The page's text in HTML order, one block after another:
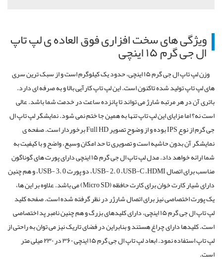
ویژگی های سخت افزاری فوق العاده ی لپ تاپ
ال جی گرم ۱۵ اینچی
وزن لپ تاپ ال جی گرم ۱۵ اینچی، حدود یک کیلوگرم است و از سبک ترین سری
های لپ تاپ تولید شده تاکنون است. این لپ تاپ کارآیی بالا و به صرفه ای دارد.
باتری آن در هر مرتبه شارژ می تواند تا پانزده ساعت در خدمت شما باشد. عالی
است نه؟ اما مزایای این لپ تاپ تنها به همین جا ختم نمی شود. نمایشگر لپ تاپ ال
جی گرم از نوعIPSبوده و از وضوح تصویرFull HDبرخوردار است. صفحه ی
نمایشگر آن بدون حاشیه است و تصویری تا حد امکان وسیع، واضح و با کیفیت به
شما ارائه خواهد داد. مدل لپ تاپ ال جی گرم ۱۵ اینچی دارای پورت های گوناگون
مناسب برای اتصالHDMI،USB-C،USB- 2. 0، دو پورتUSB- 3. 0، و هم چنین
دارای شیار کارت خوان برای کارت حافظه (Micro SD) می باشد. علاوه بر این ها،
یک پورت اختصاصی نیز برای اتصال شارژر در نظر گرفته شده است. صفحه کلید
لپ تاپ ال جی گرم ۱۵ اینچی، دارای کلیدهای بزرگ و هم چنین نامبر پد اختصاصی
است. کلیدها دارای چراغ هستند و بنابراین در فضای تاریک نیز می توان به راحتی از
لپ تاپ استفاده نمود. ابعاد لپ تاپ ال جی گرم ۱۵ اینچی ۳۶۰ در ۲۳۰ میلی متر
است.